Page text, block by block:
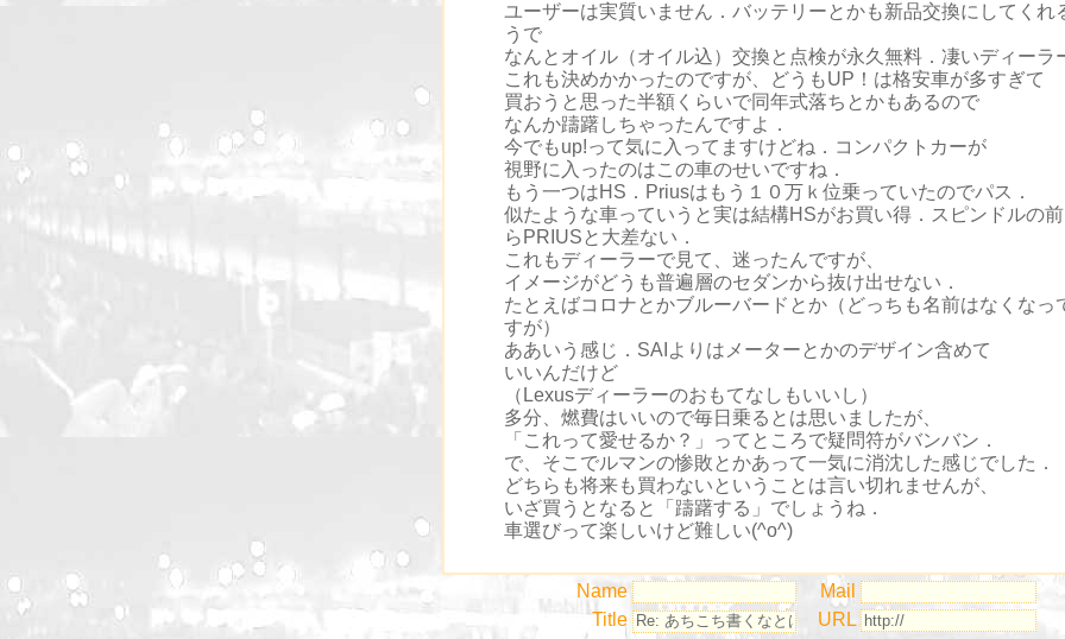
ユーザーは実質いません．バッテリーとかも新品交換にしてくれ
うで
なんとオイル（オイル込）交換と点検が永久無料．凄いディーラ
これも決めかかったのですが、どうもUP！は格安車が多すぎて
買おうと思った半額くらいで同年式落ちとかもあるので
なんか躊躇しちゃったんですよ．
今でもup!って気に入ってますけどね．コンパクトカーが
視野に入ったのはこの車のせいですね．
もう一つはHS．Priusはもう１０万ｋ位乗っていたのでパス．
似たような車っていうと実は結構HSがお買い得．スピンドルの
らPRIUSと大差ない．
これもディーラーで見て、迷ったんですが、
イメージがどうも普遍層のセダンから抜け出せない．
たとえばコロナとかブルーバードとか（どっちも名前はなくなっ
すが）
ああいう感じ．SAIよりはメーターとかのデザイン含めて
いいんだけど
（Lexusディーラーのおもてなしもいいし）
多分、燃費はいいので毎日乗るとは思いましたが、
「これって愛せるか？」ってところで疑問符がバンバン．
で、そこでルマンの惨敗とかあって一気に消沈した感じでした．
どちらも将来も買わないということは言い切れませんが、
いざ買うとなると「躊躇する」でしょうね．
車選びって楽しいけど難しい(^o^)
Name
Mail
Title
URL